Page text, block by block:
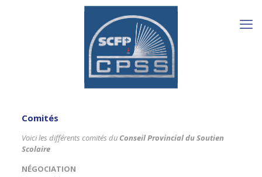
Comités
Voici les différents comités du Conseil Provincial du Soutien
Scolaire
NÉGOCIATION